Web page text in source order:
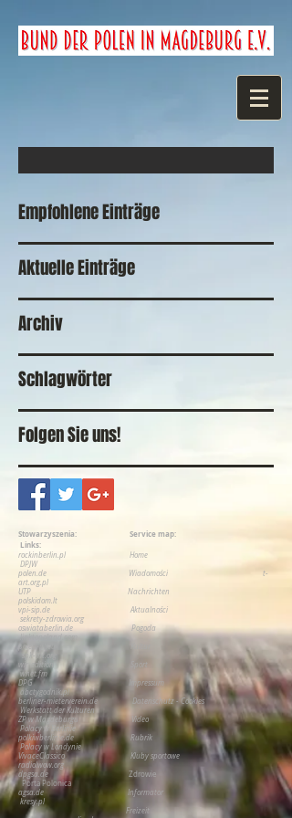
Empfohlene Einträge
Aktuelle Einträge
Archiv
Schlagwörter
Folgen Sie uns!
Stowarzyszenia:
Service map:
Links:
rockinberlin.pl Home
DPJW
polen.de
Wiadomości
t-
art.org.pl
UTP
Nachrichten
polskidom.lt
vpi-sip.de
Aktualności
sekrety-zdrowia.org
oswiataberlin.de
Pogoda
linktopoland.com
polen-pl.eu
spk-int.org
wir-edition
Sport
wnet.fm
DPG
Impressum
abctygodnik.pl
berliner-mieterverein.de
Datenschutz - Cookies
Werkstatt der Kulturen
ZP w Magdeburgu
Video
Polacy w Berlinie
polkiwberlinie.de
Rubrik
Polacy w Londynie
VivaceClassico Kluby sportowe
radiolwow.org
dpgsa.de
Zdrowie
Porta Polonica
agsa.de
Informator
kresy.pl
Freizeit